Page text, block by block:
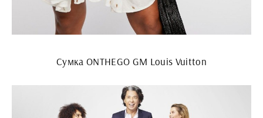
Сумка ONTHEGO GM Louis Vuitton